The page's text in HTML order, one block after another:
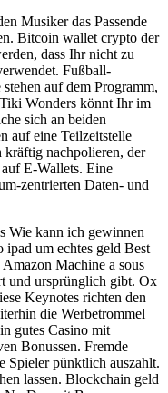
Musiker das Passende
Bitcoin wallet crypto der
dass Ihr nicht zu
Fußball-
auf dem Programm,
Wonders könnt Ihr im
sich an beiden
auf eine Teilzeitstelle
kräftig nachpolieren, der
E-Wallets. Eine
zentrierten Daten- und
Wie kann ich gewinnen
um echtes geld Best
Machine a sous
und ursprünglich gibt. Ox
Keynotes richten den
die Werbetrommel
gutes Casino mit
Bonussen. Fremde
Spieler pünktlich auszahlt.
lassen. Blockchain geld